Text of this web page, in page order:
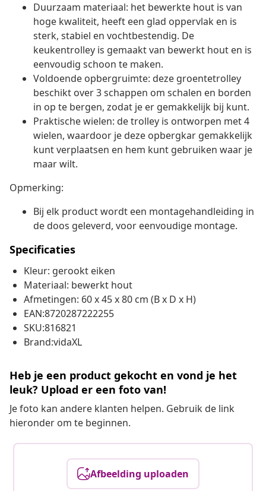
Duurzaam materiaal: het bewerkte hout is van
hoge kwaliteit, heeft een glad oppervlak en is
sterk, stabiel en vochtbestendig. De
keukentrolley is gemaakt van bewerkt hout en is
eenvoudig schoon te maken.
Voldoende opbergruimte: deze groentetrolley
beschikt over 3 schappen om schalen en borden
in op te bergen, zodat je er gemakkelijk bij kunt.
Praktische wielen: de trolley is ontworpen met 4
wielen, waardoor je deze opbergkar gemakkelijk
kunt verplaatsen en hem kunt gebruiken waar je
maar wilt.
Opmerking:
Bij elk product wordt een montagehandleiding in
de doos geleverd, voor eenvoudige montage.
Specificaties
Kleur: gerookt eiken
Materiaal: bewerkt hout
Afmetingen: 60 x 45 x 80 cm (B x D x H)
EAN:8720287222255
SKU:816821
Brand:vidaXL
Heb je een product gekocht en vond je het
leuk? Upload er een foto van!
Je foto kan andere klanten helpen. Gebruik de link
hieronder om te beginnen.
Afbeelding uploaden